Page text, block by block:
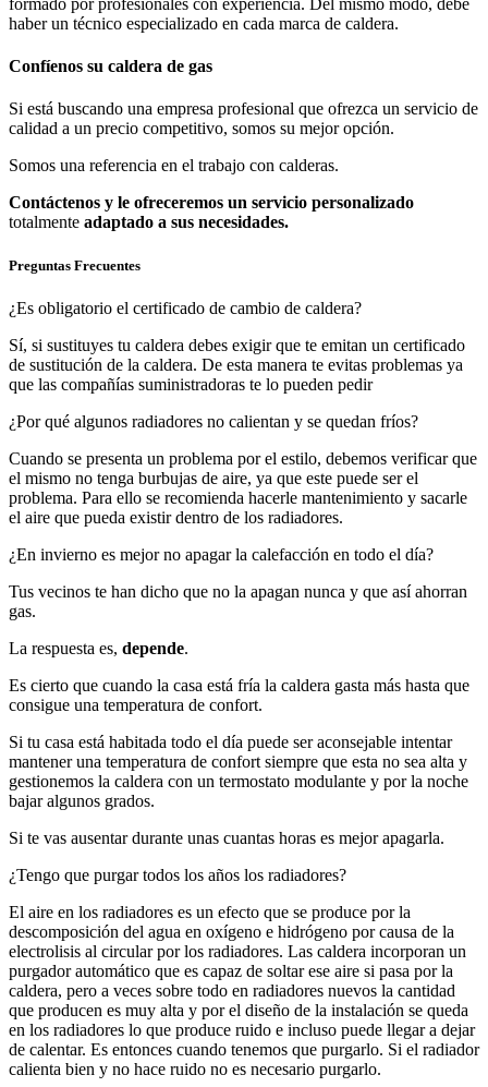
haber un técnico especializado en cada marca de caldera.
Confíenos su caldera de gas
Si está buscando una empresa profesional que ofrezca un servicio de
calidad a un precio competitivo, somos su mejor opción.
Somos una referencia en el trabajo con calderas.
Contáctenos y le ofreceremos un servicio personalizado
totalmente adaptado a sus necesidades.
Preguntas Frecuentes
¿Es obligatorio el certificado de cambio de caldera?
Sí, si sustituyes tu caldera debes exigir que te emitan un certificado
de sustitución de la caldera. De esta manera te evitas problemas ya
que las compañías suministradoras te lo pueden pedir
¿Por qué algunos radiadores no calientan y se quedan fríos?
Cuando se presenta un problema por el estilo, debemos verificar que
el mismo no tenga burbujas de aire, ya que este puede ser el
problema. Para ello se recomienda hacerle mantenimiento y sacarle
el aire que pueda existir dentro de los radiadores.
¿En invierno es mejor no apagar la calefacción en todo el día?
Tus vecinos te han dicho que no la apagan nunca y que así ahorran
gas.
La respuesta es, depende.
Es cierto que cuando la casa está fría la caldera gasta más hasta que
consigue una temperatura de confort.
Si tu casa está habitada todo el día puede ser aconsejable intentar
mantener una temperatura de confort siempre que esta no sea alta y
gestionemos la caldera con un termostato modulante y por la noche
bajar algunos grados.
Si te vas ausentar durante unas cuantas horas es mejor apagarla.
¿Tengo que purgar todos los años los radiadores?
El aire en los radiadores es un efecto que se produce por la
descomposición del agua en oxígeno e hidrógeno por causa de la
electrolisis al circular por los radiadores. Las caldera incorporan un
purgador automático que es capaz de soltar ese aire si pasa por la
caldera, pero a veces sobre todo en radiadores nuevos la cantidad
que producen es muy alta y por el diseño de la instalación se queda
en los radiadores lo que produce ruido e incluso puede llegar a dejar
de calentar. Es entonces cuando tenemos que purgarlo. Si el radiador
calienta bien y no hace ruido no es necesario purgarlo.